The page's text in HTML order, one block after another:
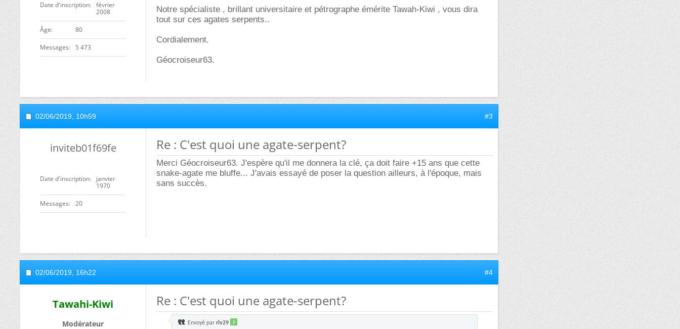
Date d'inscription
février
2008
ge 80
Messages 5 473
Notre spécialiste , brillant universitaire et pétrographe émérite Tawah-Kiwi , vous dira
tout sur ces agates serpents..
Cordialement.
Géocroiseur63.
02/06/2019, 10h59 #3
inviteb01f69fe
Date d'inscription
janvier
1970
Messages 20
Re : C'est quoi une agate-serpent?
Merci Géocroiseur63. J'espère qu'il me donnera la clé, ça doit faire +15 ans que cette
snake-agate me bluffe... J'avais essayé de poser la question ailleurs, à l'époque, mais
sans succès.
02/06/2019, 16h22 #4
Tawahi-Kiwi
Modérateur
Re : C'est quoi une agate-serpent?
Envoyé par rlv29